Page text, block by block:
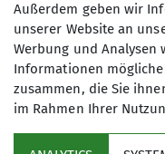
Außerdem geben wir
unserer Website an
Werbung und Analysen
Informationen
zusammen, die Sie
im Rahmen Ihrer